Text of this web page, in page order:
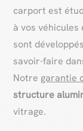
carport est
à vos
sont
savoir-faire
Notre garantie
structure
vitrage.